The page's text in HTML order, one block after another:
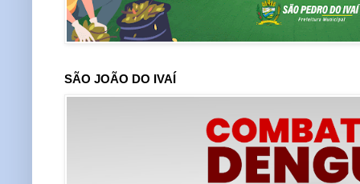
SÃO JOÃO DO IVAÍ